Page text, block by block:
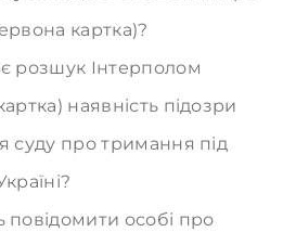
картка)?
розшук Інтерполом
наявність підозри
суду про тримання під
особі про